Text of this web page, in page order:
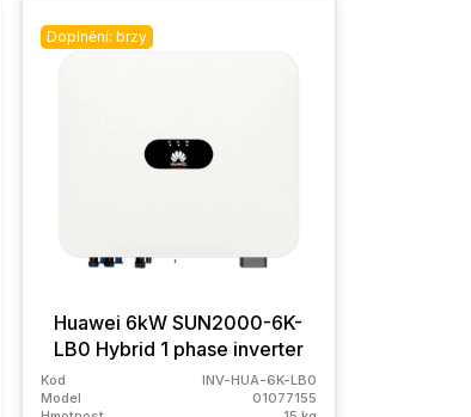
Doplnění: brzy
Huawei 6kW SUN2000-6K-
LB0 Hybrid 1 phase inverter
Kód
INV-HUA-6K-LB0
Model
01077155